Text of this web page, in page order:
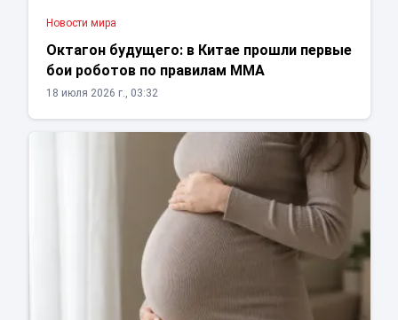
Новости мира
Октагон будущего: в Китае прошли первые
бои роботов по правилам ММА
18 июля 2026 г., 03:32